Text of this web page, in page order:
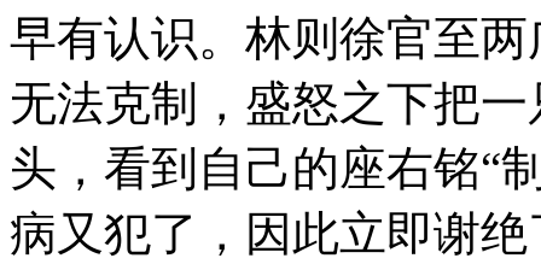
早有认识。林则徐官至
无法克制，盛怒之下把
头，看到自己的座右铭“
病又犯了，因此立即谢